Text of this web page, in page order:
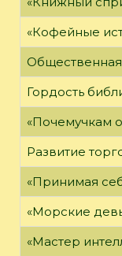
«Кофейные
Гордость
«Почемучкам
Развитие
«Принимая
«Морские
«Мастер